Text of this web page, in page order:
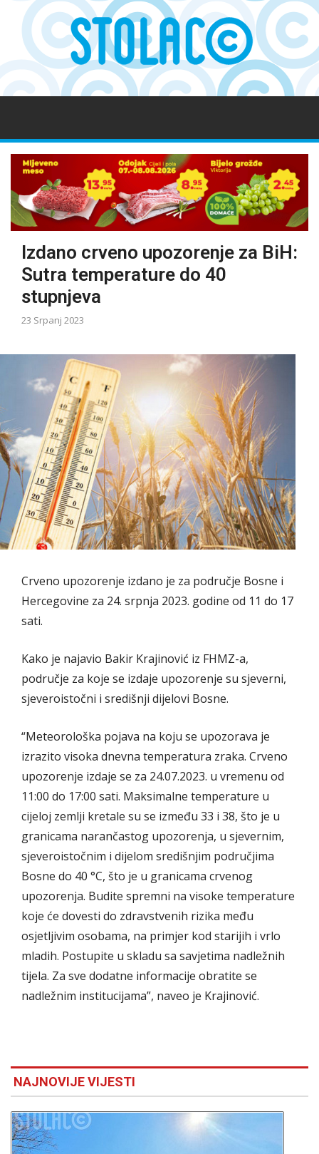
Izdano crveno upozorenje za BiH:
Sutra temperature do 40
stupnjeva
23 Srpanj 2023
Crveno upozorenje izdano je za područje Bosne i
Hercegovine za 24. srpnja 2023. godine od 11 do 17
sati.
Kako je najavio Bakir Krajinović iz FHMZ-a,
područje za koje se izdaje upozorenje su sjeverni,
sjeveroistočni i središnji dijelovi Bosne.
“Meteorološka pojava na koju se upozorava je
izrazito visoka dnevna temperatura zraka. Crveno
upozorenje izdaje se za 24.07.2023. u vremenu od
11:00 do 17:00 sati. Maksimalne temperature u
cijeloj zemlji kretale su se između 33 i 38, što je u
granicama narančastog upozorenja, u sjevernim,
sjeveroistočnim i dijelom središnjim područjima
Bosne do 40 °C, što je u granicama crvenog
upozorenja. Budite spremni na visoke temperature
koje će dovesti do zdravstvenih rizika među
osjetljivim osobama, na primjer kod starijih i vrlo
mladih. Postupite u skladu sa savjetima nadležnih
tijela. Za sve dodatne informacije obratite se
nadležnim institucijama”, naveo je Krajinović.
NAJNOVIJE VIJESTI